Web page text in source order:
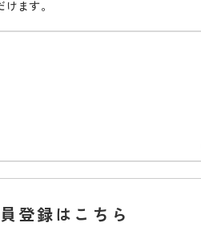
ます。
登録はこちら